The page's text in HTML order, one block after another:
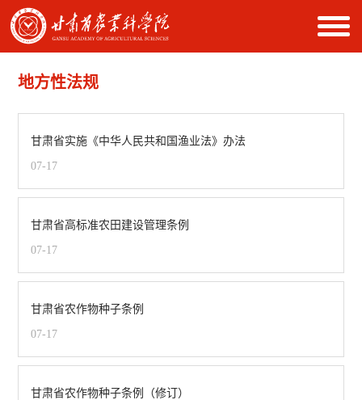
地方性法规
甘肃省实施《中华人民共和国渔业法》办法
07-17
甘肃省高标准农田建设管理条例
07-17
甘肃省农作物种子条例
07-17
甘肃省农作物种子条例（修订）